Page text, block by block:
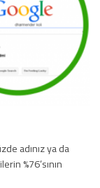
adınız ya da
%76’sının